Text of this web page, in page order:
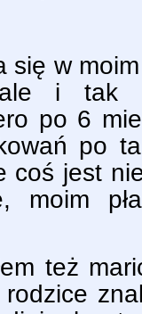
się w
ale i
po 6
po
coś jest
moim
też